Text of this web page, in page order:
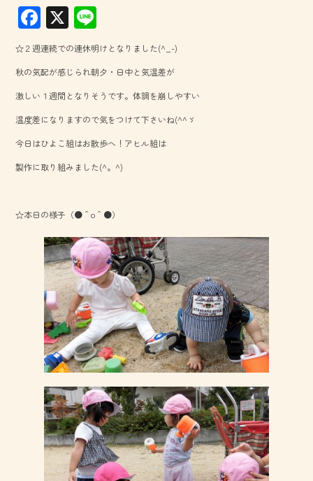
F
ac
e
b
o
ok
X
ne
☆２週連続での連休明けとなりました(^_-)
秋の気配が感じられ朝夕・日中と気温差が
激しい１週間となりそうです。体調を崩しやすい
温度差になりますので気をつけて下さいね(^^ゞ
今日はひよこ組はお散歩へ！アヒル組は
製作に取り組みました(^。^)
☆本日の様子（●＾o＾●）